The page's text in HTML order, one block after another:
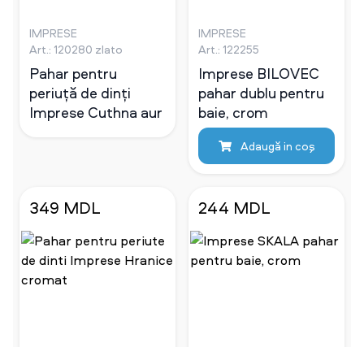
IMPRESE
Art.: 120280 zlato
Pahar pentru
periuță de dinți
Imprese Cuthna aur
IMPRESE
Art.: 122255
Imprese BILOVEC
pahar dublu pentru
baie, crom
Adaugă in coş
349 MDL 244 MDL